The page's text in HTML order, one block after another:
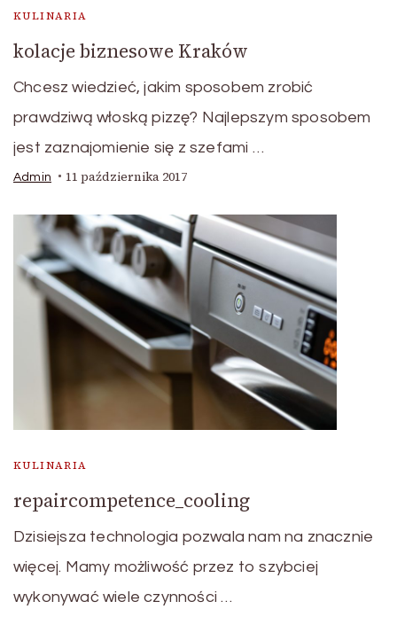
KULINARIA
kolacje biznesowe Kraków
Chcesz wiedzieć, jakim sposobem zrobić
prawdziwą włoską pizzę? Najlepszym sposobem
jest zaznajomienie się z szefami …
Admin 11 października 2017
KULINARIA
repaircompetence_cooling
Dzisiejsza technologia pozwala nam na znacznie
więcej. Mamy możliwość przez to szybciej
wykonywać wiele czynności …